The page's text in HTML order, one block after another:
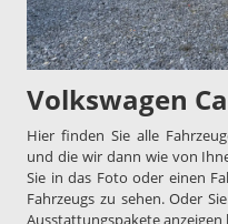
Volkswagen
Hier finden Sie alle
und die wir dann wie von
Sie in das Foto oder einen
Fahrzeugs zu sehen. Oder
Ausstattungspakete anzeigen